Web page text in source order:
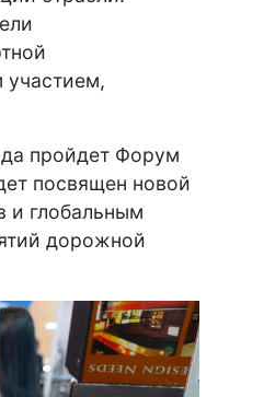
участием,
пройдет Форум
посвящен новой
и глобальным
дорожной